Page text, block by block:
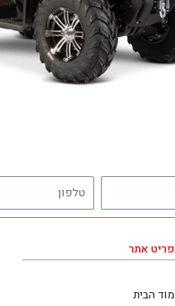
אתר
הבית